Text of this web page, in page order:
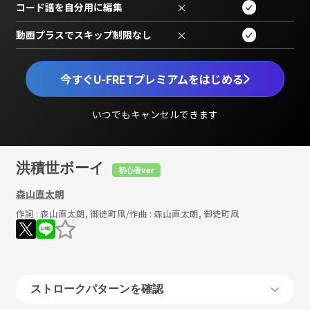
今すぐU-FRETプレミアムをはじめる
いつでもキャンセルできます
コード譜を自分用に編集 ×
動画プラスでスキップ制限なし ×
洪積世ボーイ 初心者ver
森山直太朗
作詞 : 森山直太朗, 御徒町凧/作曲 : 森山直太朗, 御徒町凧
ストロークパターンを確認